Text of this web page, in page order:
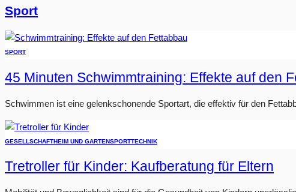
Sport
SPORT
45 Minuten Schwimmtraining: Effekte auf den
Schwimmen ist eine gelenkschonende Sportart, die effektiv für den
GESELLSCHAFTHEIM UND GARTENSPORTTECHNIK
Tretroller für Kinder: Kaufberatung für Eltern